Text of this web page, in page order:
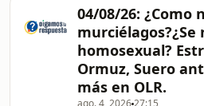
qué se debe la neblina
cuando ll
especiales y los
recuerdo son
programas producidos
en años anteriores. Es
algunos datos que se
04/08/26: ¿Como
murciélagos?¿Se
homosexual?
Ormuz, Suero
más en OLR.
ago. 4, 202627:15